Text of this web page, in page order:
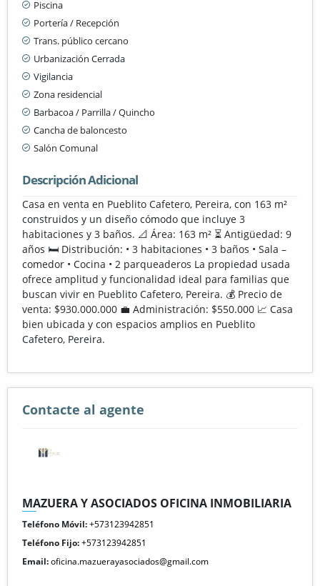
Piscina
Portería / Recepción
Trans. público cercano
Urbanización Cerrada
Vigilancia
Zona residencial
Barbacoa / Parrilla / Quincho
Cancha de baloncesto
Salón Comunal
Descripción Adicional
Casa en venta en Pueblito Cafetero, Pereira, con 163 m²
construidos y un diseño cómodo que incluye 3
habitaciones y 3 baños. 📐 Área: 163 m² ⏳ Antigüedad: 9
años 🛏️ Distribución: • 3 habitaciones • 3 baños • Sala –
comedor • Cocina • 2 parqueaderos La propiedad usada
ofrece amplitud y funcionalidad ideal para familias que
buscan vivir en Pueblito Cafetero, Pereira. 💰 Precio de
venta: $930.000.000 💼 Administración: $550.000 📈 Casa
bien ubicada y con espacios amplios en Pueblito
Cafetero, Pereira.
Contacte al agente
MAZUERA Y ASOCIADOS OFICINA INMOBILIARIA
Teléfono Móvil:+573123942851
Teléfono Fijo:+573123942851
Email:oficina.mazuerayasociados@gmail.com